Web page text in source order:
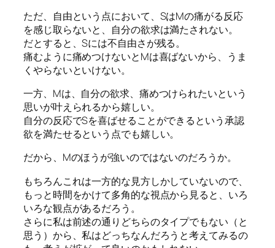
ただ、自由という点において、SはMの痛がる反応
を感じ取らないと、自分の欲求は満たされない。
だとすると、Sには不自由さが残る。
痛むように痛めつけないとMは喜ばないから、うま
くやらないといけない。
一方、Mは、自分の欲求、痛めつけられたいという
思いが叶えられるから嬉しい。
自分の反応でSを喜ばせることができるという承認
欲を満たせるという点でも嬉しい。
だから、Mのほうが強いのではないのだろうか。
もちろんこれは一方的な見方しかしていないので、
もっと時間をかけて多角的な視点から見ると、いろ
いろな観点があるだろう。
さらに私は前述の通りどちらのタイプでもない（と
思う）から、私はどっちなんだろうと考えてみるの